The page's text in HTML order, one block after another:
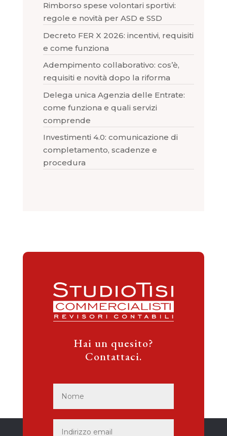
Rimborso spese volontari sportivi:
regole e novità per ASD e SSD
Decreto FER X 2026: incentivi, requisiti
e come funziona
Adempimento collaborativo: cos’è,
requisiti e novità dopo la riforma
Delega unica Agenzia delle Entrate:
come funziona e quali servizi
comprende
Investimenti 4.0: comunicazione di
completamento, scadenze e
procedura
Hai un quesito?
Contattaci.